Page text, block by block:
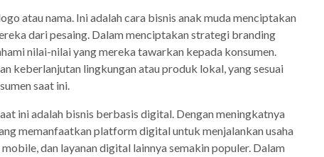
atau nama. Ini adalah cara bisnis anak muda menciptakan
dari pesaing. Dalam menciptakan strategi branding
nilai-nilai yang mereka tawarkan kepada konsumen.
keberlanjutan lingkungan atau produk lokal, yang sesuai
saat ini.
ini adalah bisnis berbasis digital. Dengan meningkatnya
memanfaatkan platform digital untuk menjalankan usaha
dan layanan digital lainnya semakin populer. Dalam